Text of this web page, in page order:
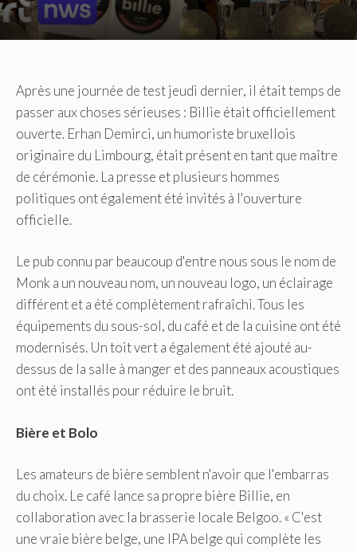
Après une journée de test jeudi dernier, il était temps de
passer aux choses sérieuses : Billie était officiellement
ouverte. Erhan Demirci, un humoriste bruxellois
originaire du Limbourg, était présent en tant que maître
de cérémonie. La presse et plusieurs hommes
politiques ont également été invités à l'ouverture
officielle.
Le pub connu par beaucoup d'entre nous sous le nom de
Monk a un nouveau nom, un nouveau logo, un éclairage
différent et a été complètement rafraîchi. Tous les
équipements du sous-sol, du café et de la cuisine ont été
modernisés. Un toit vert a également été ajouté au-
dessus de la salle à manger et des panneaux acoustiques
ont été installés pour réduire le bruit.
Bière et Bolo
Les amateurs de bière semblent n'avoir que l'embarras
du choix. Le café lance sa propre bière Billie, en
collaboration avec la brasserie locale Belgoo. « C'est
une vraie bière belge, une IPA belge qui complète les